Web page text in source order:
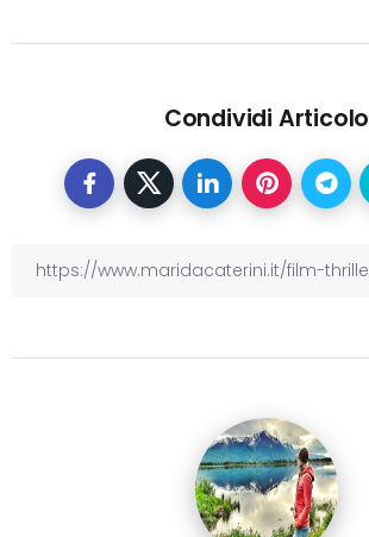
Condividi Articolo